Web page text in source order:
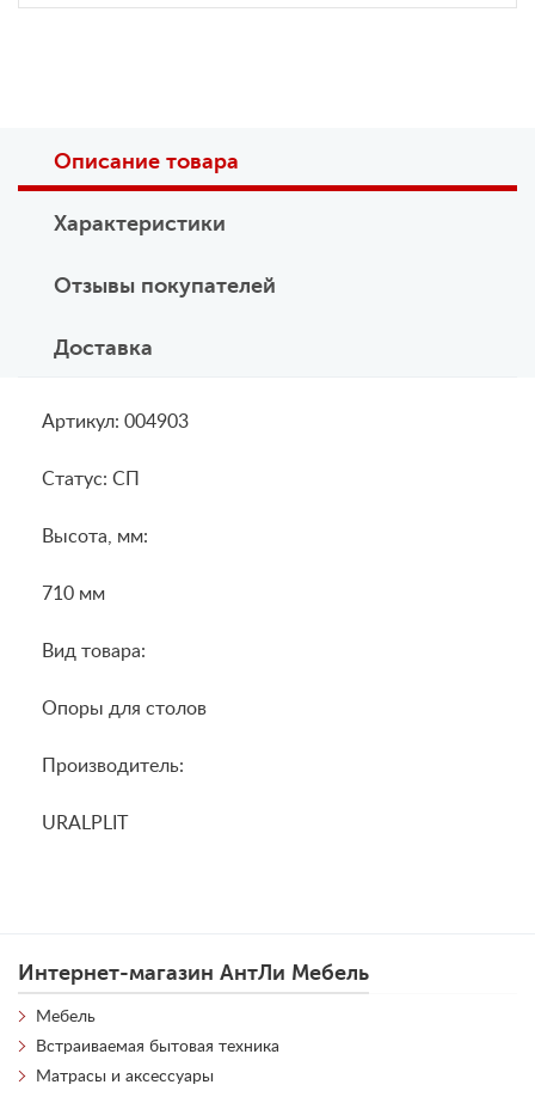
Описание товара
Характеристики
Отзывы покупателей
Доставка
Артикул: 004903
Статус: СП
Высота, мм:
710 мм
Вид товара:
Опоры для столов
Производитель:
URALPLIT
Интернет-магазин АнтЛи Мебель
Мебель
Встраиваемая бытовая техника
Матрасы и аксессуары